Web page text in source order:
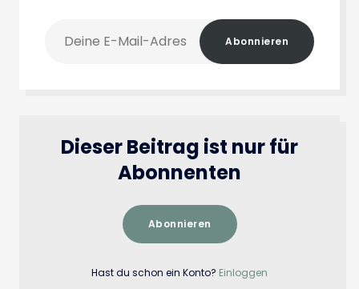
Abonnieren
Dieser Beitrag ist nur für
Abonnenten
Abonnieren
Hast du schon ein Konto? Einloggen